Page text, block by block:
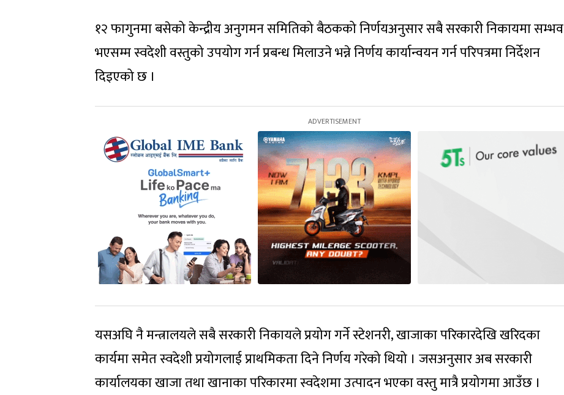
१२ फागुनमा बसेको केन्द्रीय अनुगमन समितिको बैठकको निर्णयअनुसार सबै सरकारी निकायमा सम्भव
भएसम्म स्वदेशी वस्तुको उपयोग गर्न प्रबन्ध मिलाउने भन्ने निर्णय कार्यान्वयन गर्न परिपत्रमा निर्देशन
दिइएको छ ।
यसअघि नै मन्त्रालयले सबै सरकारी निकायले प्रयोग गर्ने स्टेशनरी, खाजाका परिकारदेखि खरिदका
कार्यमा समेत स्वदेशी प्रयोगलाई प्राथमिकता दिने निर्णय गरेको थियो । जसअनुसार अब सरकारी
कार्यालयका खाजा तथा खानाका परिकारमा स्वदेशमा उत्पादन भएका वस्तु मात्रै प्रयोगमा आउँछ ।